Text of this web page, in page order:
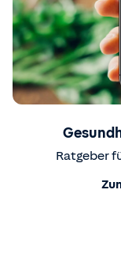
Ratgeber